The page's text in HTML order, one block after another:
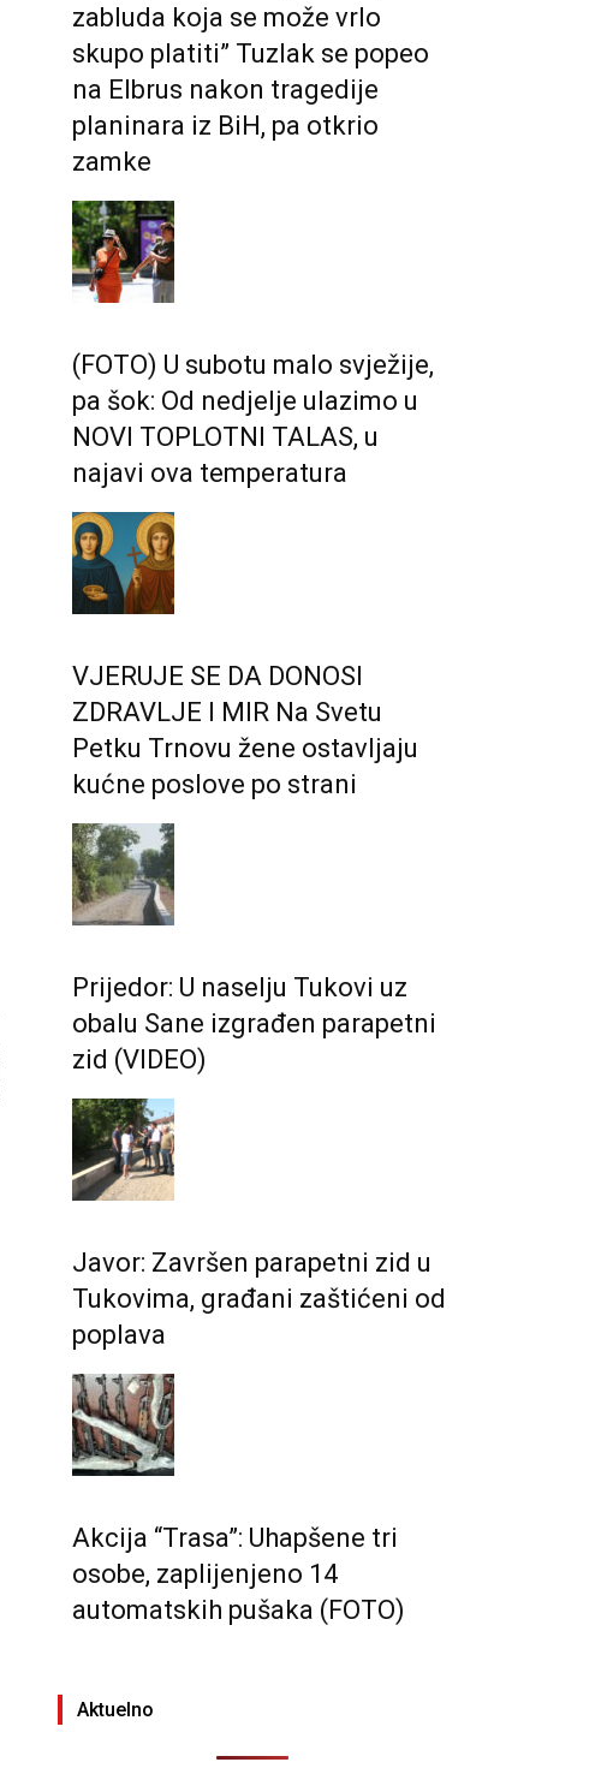
zabluda koja se može vrlo
skupo platiti” Tuzlak se popeo
na Elbrus nakon tragedije
planinara iz BiH, pa otkrio
zamke
(FOTO) U subotu malo svježije,
pa šok: Od nedjelje ulazimo u
NOVI TOPLOTNI TALAS, u
najavi ova temperatura
VJERUJE SE DA DONOSI
ZDRAVLJE I MIR Na Svetu
Petku Trnovu žene ostavljaju
kućne poslove po strani
Prijedor: U naselju Tukovi uz
obalu Sane izgrađen parapetni
zid (VIDEO)
Javor: Završen parapetni zid u
Tukovima, građani zaštićeni od
poplava
Akcija “Trasa”: Uhapšene tri
osobe, zaplijenjeno 14
automatskih pušaka (FOTO)
Aktuelno